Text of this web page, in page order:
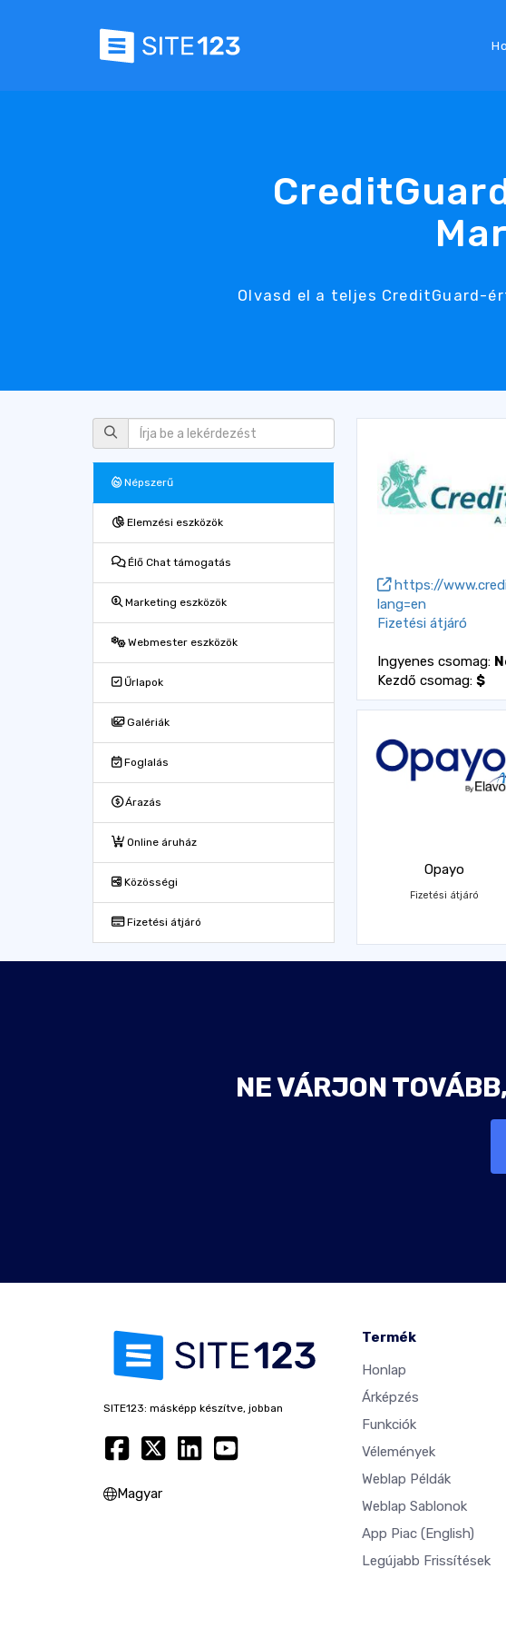
Olvasd el a teljes CreditGuard-
Népszerű
Elemzési eszközök
Élő Chat támogatás
Marketing eszközök
Webmester eszközök
Űrlapok
Galériák
Foglalás
Árazás
Online áruház
Közösségi
Fizetési átjáró
https://
lang=en
Fizetési átjáró
Ingyenes csomag:
Kezdő csomag: $
Opayo
Fizetési átjáró
NE VÁRJON
SITE123: másképp készítve, jobban
Magyar
Termék
Honlap
Árképzés
Funkciók
Vélemények
Weblap Példák
Weblap Sablonok
App Piac (English)
Legújabb Frissítések